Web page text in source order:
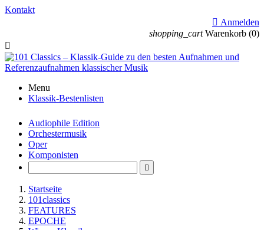
Kontakt
 Anmelden
shopping_cart Warenkorb (0)

Menu
Klassik-Bestenlisten
Audiophile Edition
Orchestermusik
Oper
Komponisten

Startseite
101classics
FEATURES
EPOCHE